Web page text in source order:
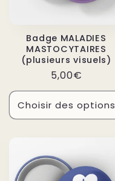
Badge MALADIES
MASTOCYTAIRES
(plusieurs visuels)
Prix
habituel
5,00€
Choisir des options